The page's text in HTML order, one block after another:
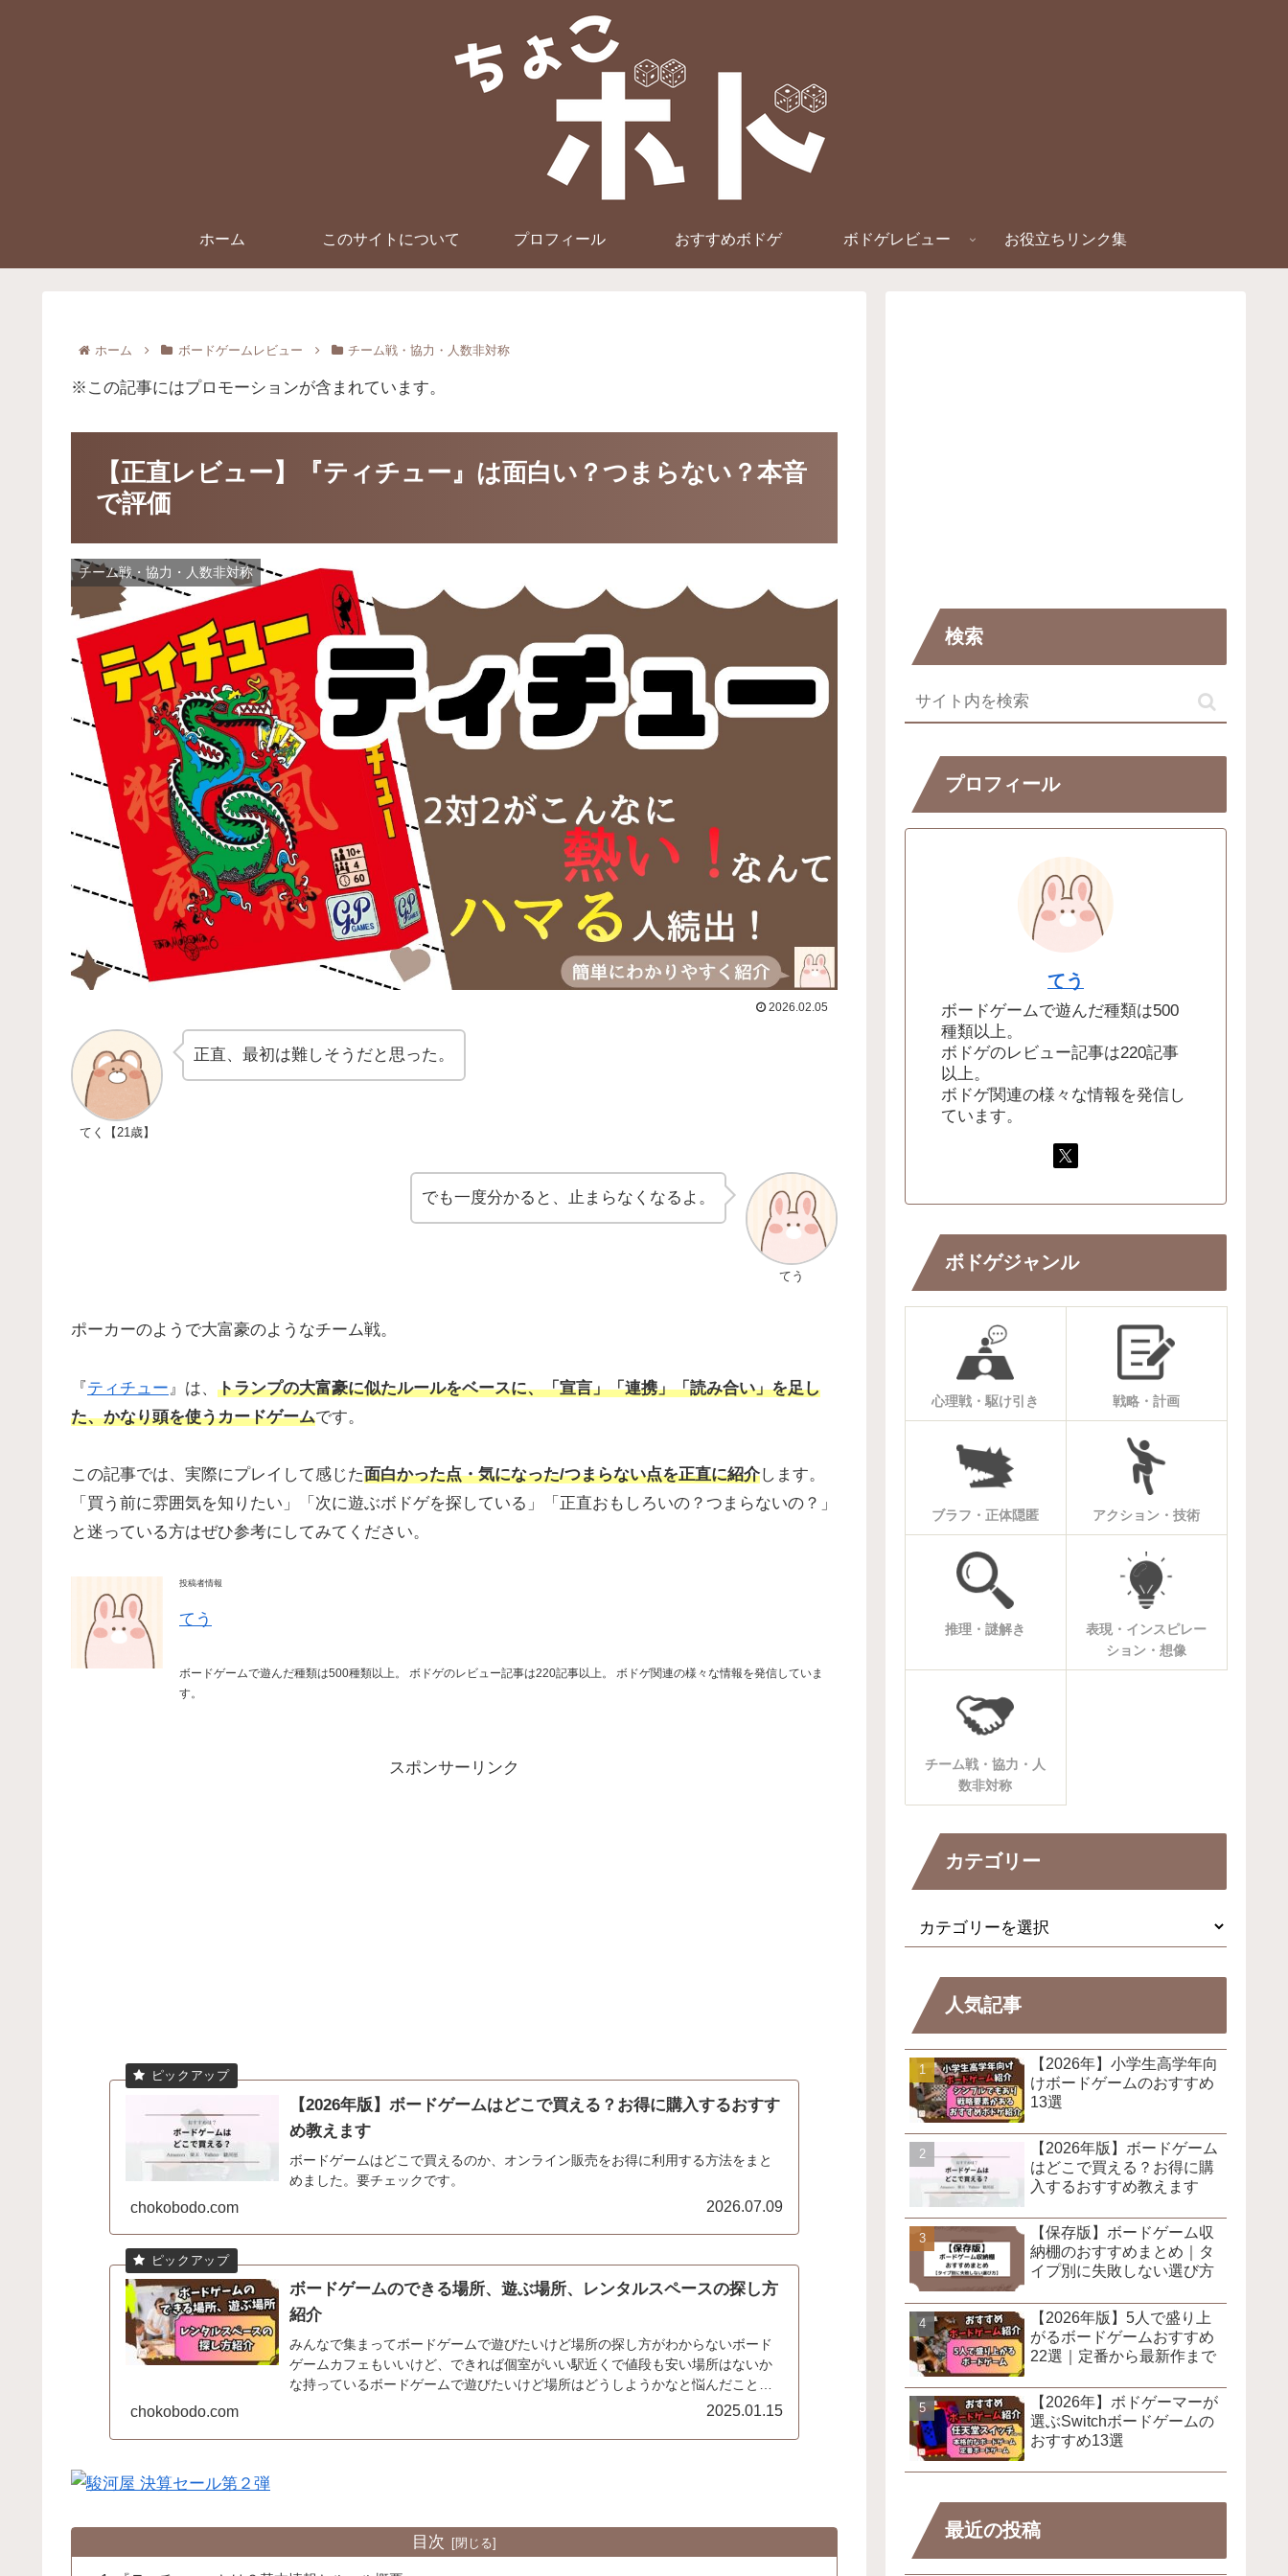
ホーム このサイトについて プロフィール おすすめボドゲ ボドゲレビュー お役立ちリンク集
ホーム ボードゲームレビュー チーム戦・協力・人数非対称
※この記事にはプロモーションが含まれています。
【正直レビュー】『ティチュー』は面白い？つまらない？本音
で評価
チーム戦・協力・人数非対称
2026.02.05
てく【21歳】
正直、最初は難しそうだと思った。
てう
でも一度分かると、止まらなくなるよ。
ポーカーのようで大富豪のようなチーム戦。
『ティチュー 』は、 トランプの大富豪に似たルールをベースに、「宣言」「連携」「読み合い」を足し
た、かなり頭を使うカードゲームです。
この記事では、実際にプレイして感じた面白かった点・気になった/つまらない点を正直に紹介します。
「買う前に雰囲気を知りたい」「次に遊ぶボドゲを探している」「正直おもしろいの？つまらないの？」
と迷っている方はぜひ参考にしてみてください。
投稿者情報
てう
ボードゲームで遊んだ種類は500種類以上。 ボドゲのレビュー記事は220記事以上。 ボドゲ関連の様々な情報を発信していま
す。
スポンサーリンク
【2026年版】ボードゲームはどこで買える？お得に購入するおすす
め教えます
ボードゲームはどこで買えるのか、オンライン販売をお得に利用する方法をまと
めました。要チェックです。
chokobodo.com 2026.07.09
ボードゲームのできる場所、遊ぶ場所、レンタルスペースの探し方
紹介
みんなで集まってボードゲームで遊びたいけど場所の探し方がわからないボード
ゲームカフェもいいけど、できれば個室がいい駅近くで値段も安い場所はないか
な持っているボードゲームで遊びたいけど場所はどうしようかなと悩んだことは
chokobodo.com 2025.01.15
目次
検索
プロフィール
てう
ボードゲームで遊んだ種類は500
種類以上。
ボドゲのレビュー記事は220記事
以上。
ボドゲ関連の様々な情報を発信し
ています。
ボドゲジャンル
心理戦・駆け引き 戦略・計画
ブラフ・正体隠匿 アクション・技術
推理・謎解き
表現・インスピレー
ション・想像
チーム戦・協力・人
数非対称
カテゴリー
人気記事
【2026年】小学生高学年向
けボードゲームのおすすめ
13選
【2026年版】ボードゲーム
はどこで買える？お得に購
入するおすすめ教えます
【保存版】ボードゲーム収
納棚のおすすめまとめ｜タ
イプ別に失敗しない選び方
【2026年版】5人で盛り上
がるボードゲームおすすめ
22選｜定番から最新作まで
【2026年】ボドゲーマーが
選ぶSwitchボードゲームの
おすすめ13選
最近の投稿